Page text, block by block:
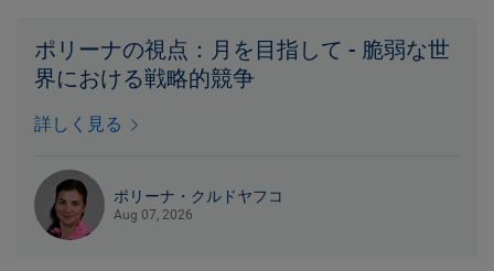
ポリーナの視点：月を目指して - 脆弱な世
界における戦略的競争
詳しく見る
ポリーナ・クルドヤフコ
Aug 07, 2026